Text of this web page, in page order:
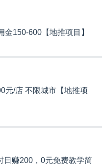
150-600【地推项目】
元/店 不限城市【地推项
日赚200，0元免费教学简